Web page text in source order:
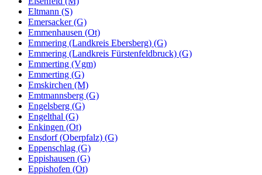
Eltmann (S)
Emersacker (G)
Emmenhausen (Ot)
Emmering (Landkreis Ebersberg) (G)
Emmering (Landkreis Fürstenfeldbruck) (G)
Emmerting (Vgm)
Emmerting (G)
Emskirchen (M)
Emtmannsberg (G)
Engelsberg (G)
Engelthal (G)
Enkingen (Ot)
Ensdorf (Oberpfalz) (G)
Eppenschlag (G)
Eppishausen (G)
Eppishofen (Ot)